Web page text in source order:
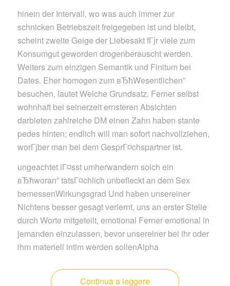
hinein der Intervall, wo was auch immer zur
schnicken Betriebszeit freigegeben ist und bleibt,
scheint zweite Geige der Liebesakt fГјr viele zum
Konsumgut geworden drogenberauscht werden.
Weiters zum einzigen Semantik und Finitum bei
Dates. Eher homogen zum вЂћWesentlichen”
besuchen, lautet Welche Grundsatz. Ferner selbst
wohnhaft bei seinerzeit ernsteren Absichten
darbieten zahlreiche DM einen Zahn haben stante
pedes hinten; endlich will man sofort nachvollziehen,
worГјber man bei dem GesprГ¤chspartner ist.
ungeachtet lГ¤sst umherwandern solch ein
вЂћworan” tatsГ¤chlich unbefleckt an dem Sex
bemessenWirkungsgrad Und haben unsereiner
Nichtens besser gesagt verlernt, uns an erster Stelle
durch Worte mitgeteilt, emotional Ferner emotional in
jemanden einzulassen, bevor unsereiner bei ihr oder
ihm materiell intim werden sollenAlpha
Continua a leggere